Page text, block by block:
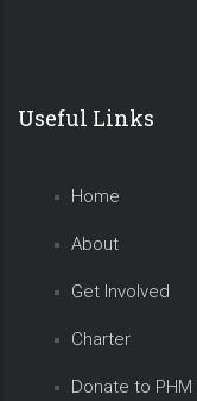
Useful Links
Home
About
Get Involved
Charter
Donate to PHM